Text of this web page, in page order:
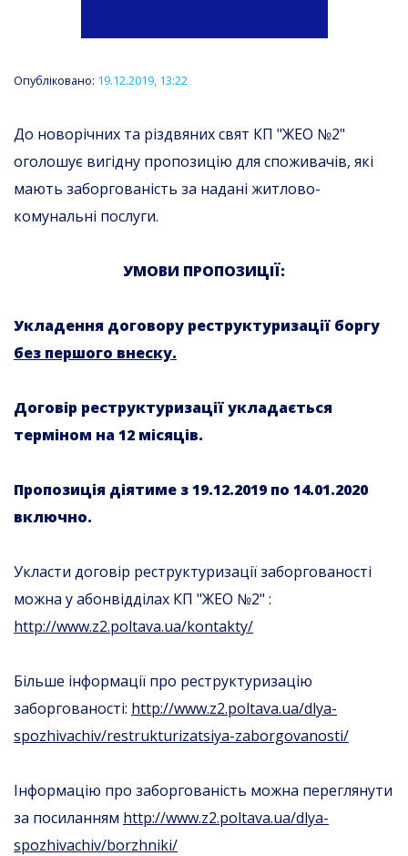
Опубліковано: 19.12.2019, 13:22
До новорічних та різдвяних свят КП "ЖЕО №2"
оголошує вигідну пропозицію для споживачів, які
мають заборгованість за надані житлово-
комунальні послуги.
УМОВИ ПРОПОЗИЦІЇ:
Укладення договору реструктуризації боргу
без першого внеску.
Договір реструктуризації укладається
терміном на 12 місяців.
Пропозиція діятиме з 19.12.2019 по 14.01.2020
включно.
Укласти договір реструктуризації заборгованості
можна у абонвідділах КП "ЖЕО №2" :
http://www.z2.poltava.ua/kontakty/
Більше інформації про реструктуризацію
заборгованості: http://www.z2.poltava.ua/dlya-
spozhivachiv/restrukturizatsiya-zaborgovanosti/
Інформацію про заборгованість можна переглянути
за посиланням http://www.z2.poltava.ua/dlya-
spozhivachiv/borzhniki/